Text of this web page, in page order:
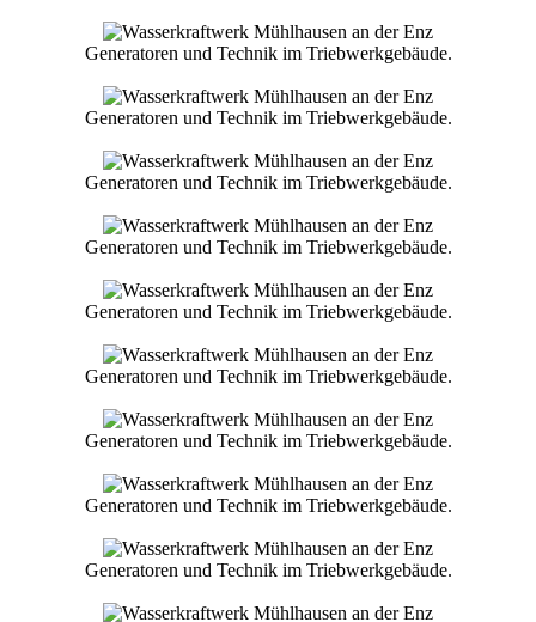
Generatoren und Technik im Triebwerkgebäude.
Generatoren und Technik im Triebwerkgebäude.
Generatoren und Technik im Triebwerkgebäude.
Generatoren und Technik im Triebwerkgebäude.
Generatoren und Technik im Triebwerkgebäude.
Generatoren und Technik im Triebwerkgebäude.
Generatoren und Technik im Triebwerkgebäude.
Generatoren und Technik im Triebwerkgebäude.
Generatoren und Technik im Triebwerkgebäude.